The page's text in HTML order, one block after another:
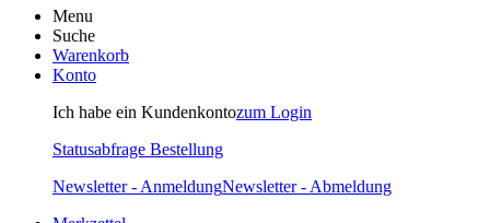
Menu
Suche
Warenkorb
Konto
Ich habe ein Kundenkontozum Login
Statusabfrage Bestellung
Newsletter - AnmeldungNewsletter - Abmeldung